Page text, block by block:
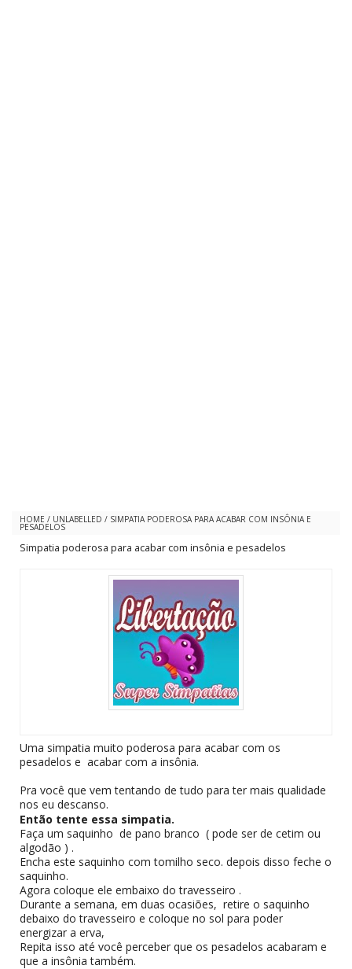
HOME / UNLABELLED / SIMPATIA PODEROSA PARA ACABAR COM INSÔNIA E
PESADELOS
Simpatia poderosa para acabar com insônia e pesadelos
Uma simpatia muito poderosa para acabar com os
pesadelos e acabar com a insônia.
Pra você que vem tentando de tudo para ter mais qualidade
nos eu descanso.
Então tente essa simpatia.
Faça um saquinho de pano branco ( pode ser de cetim ou
algodão ) .
Encha este saquinho com tomilho seco. depois disso feche o
saquinho.
Agora coloque ele embaixo do travesseiro .
Durante a semana, em duas ocasiões, retire o saquinho
debaixo do travesseiro e coloque no sol para poder
energizar a erva,
Repita isso até você perceber que os pesadelos acabaram e
que a insônia também.